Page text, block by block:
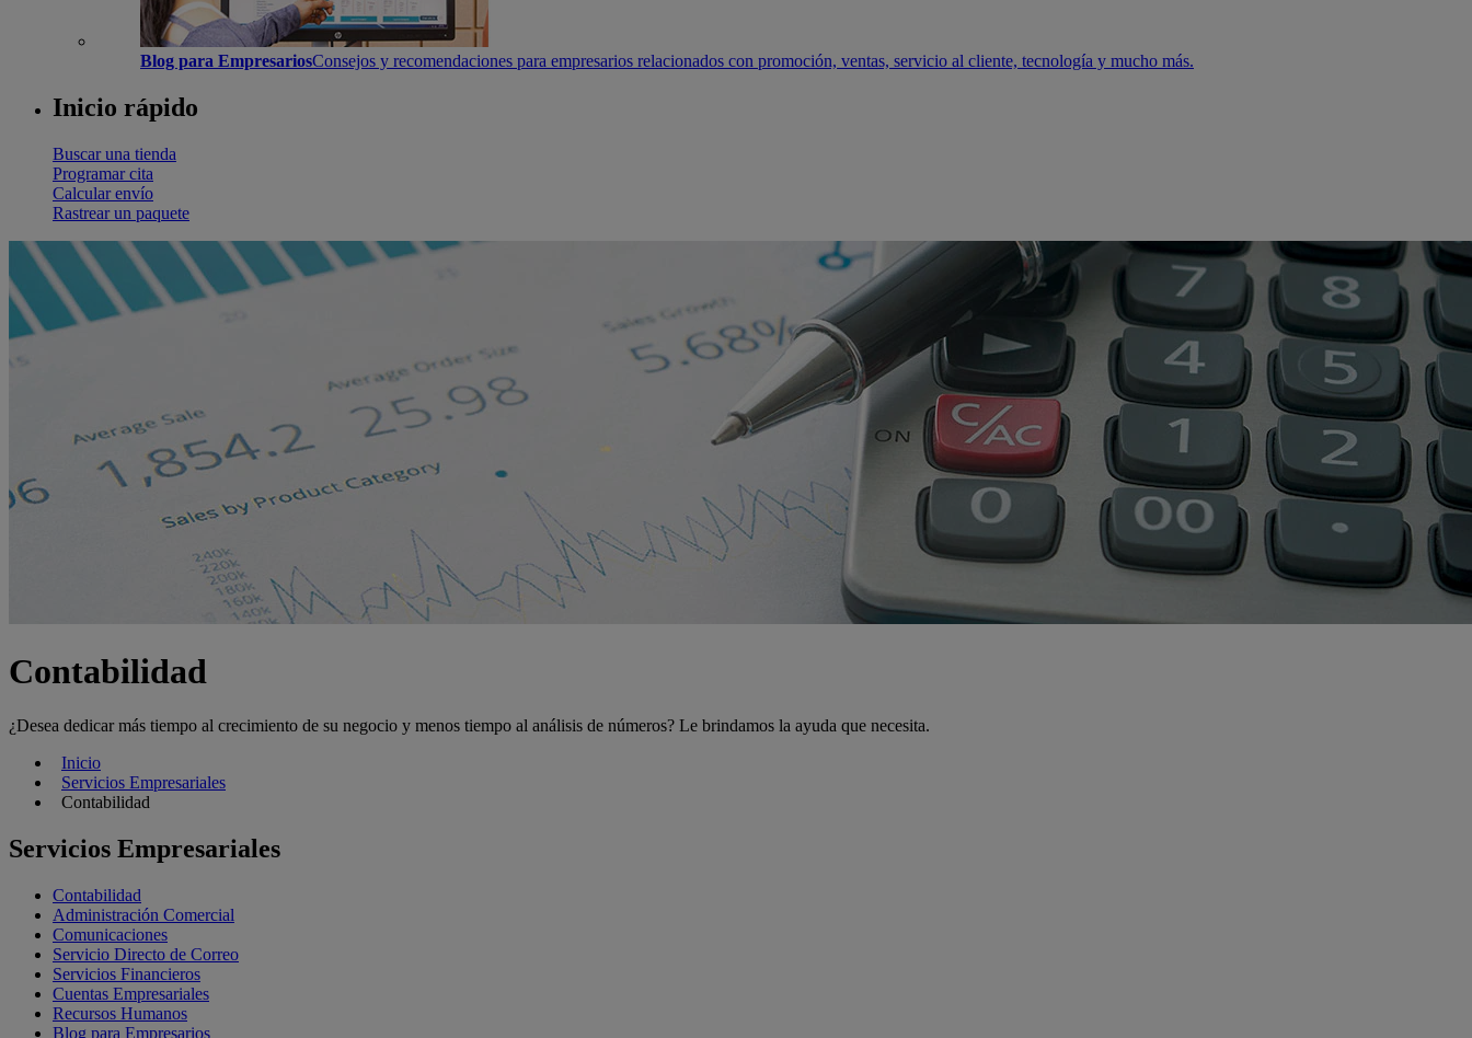
Blog para EmpresariosConsejos y recomendaciones para empresarios relacionados con promoción, ventas, servicio al cliente, tecnología y mucho más.
Inicio rápido
Buscar una tienda
Programar cita
Calcular envío
Rastrear un paquete
Contabilidad
¿Desea dedicar más tiempo al crecimiento de su negocio y menos tiempo al análisis de números? Le brindamos la ayuda que necesita.
Inicio
Servicios Empresariales
Contabilidad
Servicios Empresariales
Contabilidad
Administración Comercial
Comunicaciones
Servicio Directo de Correo
Servicios Financieros
Cuentas Empresariales
Recursos Humanos
Blog para Empresarios